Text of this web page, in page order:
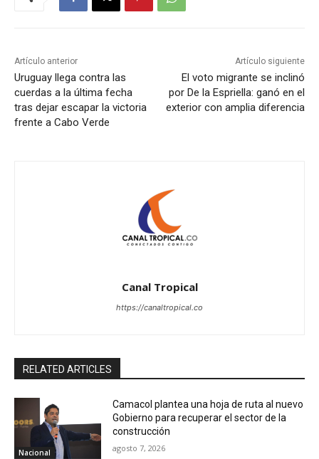
Artículo anterior
Uruguay llega contra las
cuerdas a la última fecha
tras dejar escapar la victoria
frente a Cabo Verde
Artículo siguiente
El voto migrante se inclinó
por De la Espriella: ganó en el
exterior con amplia diferencia
Canal Tropical
https://canaltropical.co
RELATED ARTICLES
Nacional
Camacol plantea una hoja de ruta al nuevo
Gobierno para recuperar el sector de la
construcción
agosto 7, 2026